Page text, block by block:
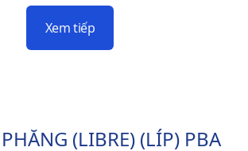
Xem tiếp
(LIBRE) (LÍP) PBA